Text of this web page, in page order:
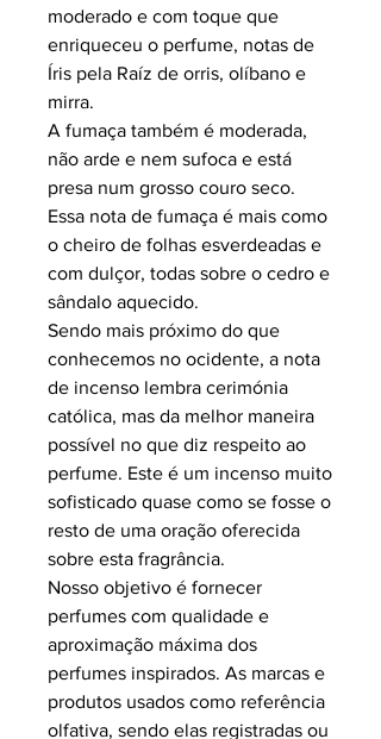
moderado e com toque que
enriqueceu o perfume, notas de
Íris pela Raíz de orris, olíbano e
mirra.
A fumaça também é moderada,
não arde e nem sufoca e está
presa num grosso couro seco.
Essa nota de fumaça é mais como
o cheiro de folhas esverdeadas e
com dulçor, todas sobre o cedro e
sândalo aquecido.
Sendo mais próximo do que
conhecemos no ocidente, a nota
de incenso lembra cerimónia
católica, mas da melhor maneira
possível no que diz respeito ao
perfume. Este é um incenso muito
sofisticado quase como se fosse o
resto de uma oração oferecida
sobre esta fragrância.
Nosso objetivo é fornecer
perfumes com qualidade e
aproximação máxima dos
perfumes inspirados. As marcas e
produtos usados como referência
olfativa, sendo elas registradas ou